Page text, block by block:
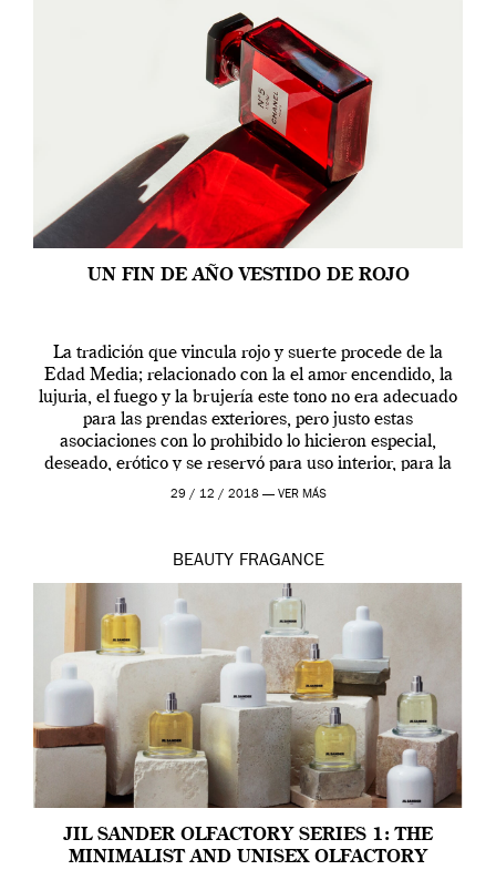
UN FIN DE AÑO VESTIDO DE ROJO
La tradición que vincula rojo y suerte procede de la
Edad Media; relacionado con la el amor encendido, la
lujuria, el fuego y la brujería este tono no era adecuado
para las prendas exteriores, pero justo estas
asociaciones con lo prohibido lo hicieron especial,
deseado, erótico y se reservó para uso interior, para la
ropa […]
29 / 12 / 2018 — VER MÁS
BEAUTY FRAGANCE
JIL SANDER OLFACTORY SERIES 1: THE
MINIMALIST AND UNISEX OLFACTORY